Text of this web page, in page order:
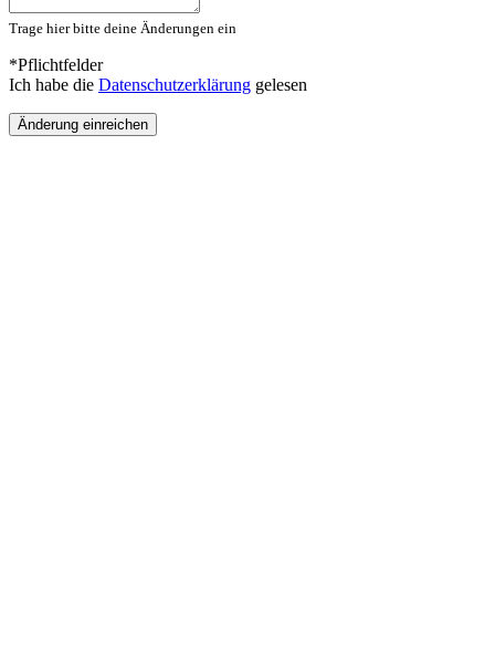
Trage hier bitte deine Änderungen ein
*Pflichtfelder
Ich habe die Datenschutzerklärung gelesen
Änderung einreichen